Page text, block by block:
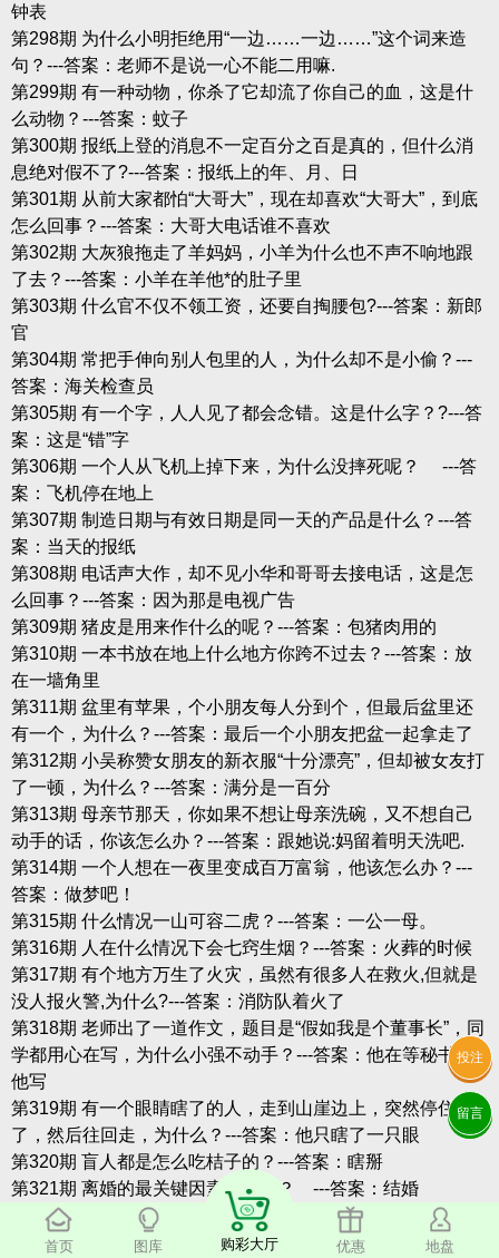
首页 图库 购彩大厅 优惠 地盘
投注
留言
钟表
第298期 为什么小明拒绝用“一边……一边……”这个词来造
句？---答案：老师不是说一心不能二用嘛.
第299期 有一种动物，你杀了它却流了你自己的血，这是什
么动物？---答案：蚊子
第300期 报纸上登的消息不一定百分之百是真的，但什么消
息绝对假不了?---答案：报纸上的年、月、日
第301期 从前大家都怕“大哥大”，现在却喜欢“大哥大”，到底
怎么回事？---答案：大哥大电话谁不喜欢
第302期 大灰狼拖走了羊妈妈，小羊为什么也不声不响地跟
了去？---答案：小羊在羊他*的肚子里
第303期 什么官不仅不领工资，还要自掏腰包?---答案：新郎
官
第304期 常把手伸向别人包里的人，为什么却不是小偷？---
答案：海关检查员
第305期 有一个字，人人见了都会念错。这是什么字？?---答
案：这是“错”字
第306期 一个人从飞机上掉下来，为什么没摔死呢？ ---答
案：飞机停在地上
第307期 制造日期与有效日期是同一天的产品是什么？---答
案：当天的报纸
第308期 电话声大作，却不见小华和哥哥去接电话，这是怎
么回事？---答案：因为那是电视广告
第309期 猪皮是用来作什么的呢？---答案：包猪肉用的
第310期 一本书放在地上什么地方你跨不过去？---答案：放
在一墙角里
第311期 盆里有苹果，个小朋友每人分到个，但最后盆里还
有一个，为什么？---答案：最后一个小朋友把盆一起拿走了
第312期 小吴称赞女朋友的新衣服“十分漂亮”，但却被女友打
了一顿，为什么？---答案：满分是一百分
第313期 母亲节那天，你如果不想让母亲洗碗，又不想自己
动手的话，你该怎么办？---答案：跟她说:妈留着明天洗吧.
第314期 一个人想在一夜里变成百万富翁，他该怎么办？---
答案：做梦吧！
第315期 什么情况一山可容二虎？---答案：一公一母。
第316期 人在什么情况下会七窍生烟？---答案：火葬的时候
第317期 有个地方万生了火灾，虽然有很多人在救火,但就是
没人报火警,为什么?---答案：消防队着火了
第318期 老师出了一道作文，题目是“假如我是个董事长”，同
学都用心在写，为什么小强不动手？---答案：他在等秘书替
他写
第319期 有一个眼睛瞎了的人，走到山崖边上，突然停住
了，然后往回走，为什么？---答案：他只瞎了一只眼
第320期 盲人都是怎么吃桔子的？---答案：瞎掰
第321期 离婚的最关键因素是什么？ ---答案：结婚
第322期 一个不会游泳的人掉进了水里却没有淹死，为什
么？---答案：他在洗澡